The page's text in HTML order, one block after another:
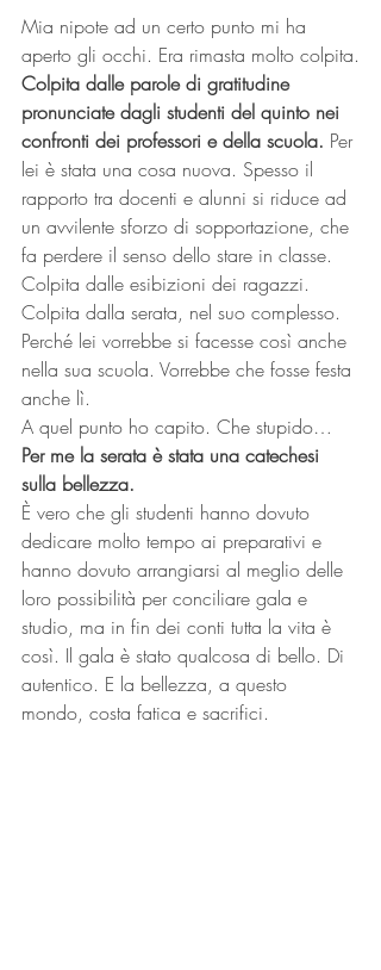
Mia nipote ad un certo punto mi ha
aperto gli occhi. Era rimasta molto colpita.
Colpita dalle parole di gratitudine
pronunciate dagli studenti del quinto nei
confronti dei professori e della scuola. Per
lei è stata una cosa nuova. Spesso il
rapporto tra docenti e alunni si riduce ad
un avvilente sforzo di sopportazione, che
fa perdere il senso dello stare in classe.
Colpita dalle esibizioni dei ragazzi.
Colpita dalla serata, nel suo complesso.
Perché lei vorrebbe si facesse così anche
nella sua scuola. Vorrebbe che fosse festa
anche lì.
A quel punto ho capito. Che stupido…
Per me la serata è stata una catechesi
sulla bellezza.
È vero che gli studenti hanno dovuto
dedicare molto tempo ai preparativi e
hanno dovuto arrangiarsi al meglio delle
loro possibilità per conciliare gala e
studio, ma in fin dei conti tutta la vita è
così. Il gala è stato qualcosa di bello. Di
autentico. E la bellezza, a questo
mondo, costa fatica e sacrifici.